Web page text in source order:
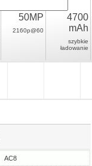
50MP
2160p@60
4700
mAh
szybkie
ładowanie
AC8